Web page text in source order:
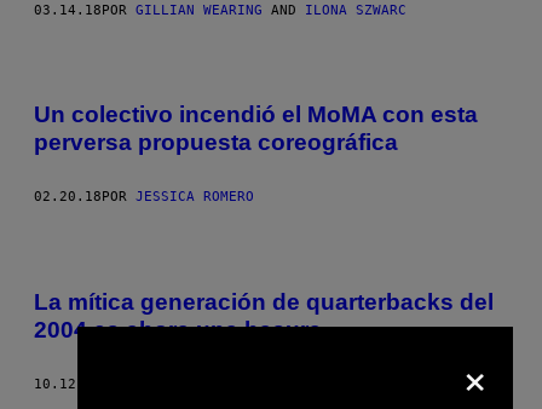
03.14.18POR GILLIAN WEARING AND ILONA SZWARC
Un colectivo incendió el MoMA con esta
perversa propuesta coreográfica
02.20.18 POR JESSICA ROMERO
La mítica generación de quarterbacks del
2004 es ahora una basura
10.12.17 ×